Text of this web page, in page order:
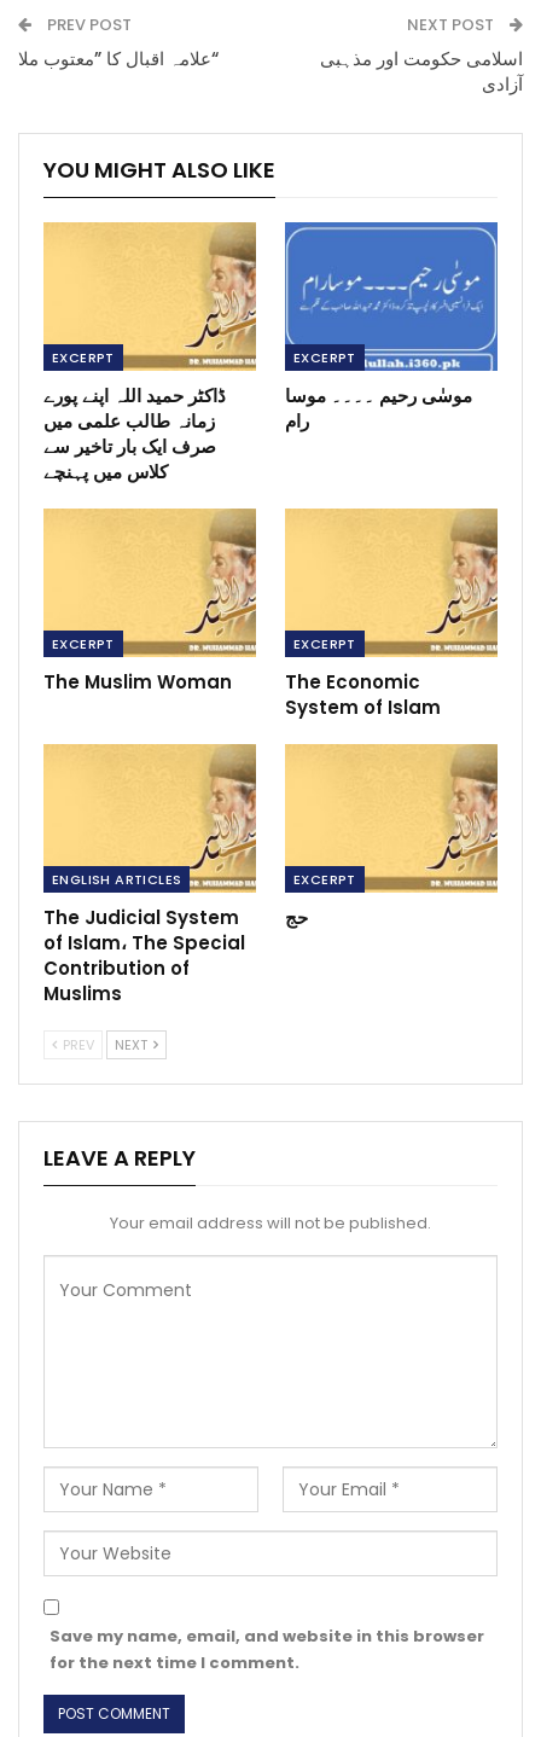
PREV POST
علامہ اقبال کا ”معتوب ملا“
NEXT POST
اسلامی حکومت اور مذہبی
آزادی
YOU MIGHT ALSO LIKE
EXCERPT
ڈاکٹر حمید اللہ اپنے پورے
زمانہ طالب علمی میں
صرف ایک بار تاخیر سے
کلاس میں پہنچے
EXCERPT
موسٰی رحیم ۔۔۔۔ موسا
رام
EXCERPT
The Muslim Woman
EXCERPT
The Economic
System of Islam
ENGLISH ARTICLES
The Judicial System
of Islam، The Special
Contribution of
Muslims
EXCERPT
حج
PREV NEXT
LEAVE A REPLY
Your email address will not be published.
Save my name, email, and website in this browser
for the next time I comment.